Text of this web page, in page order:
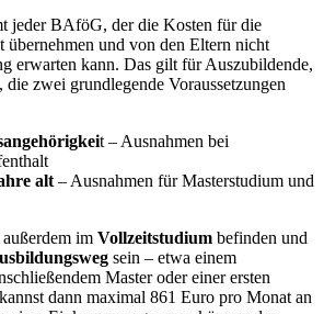
jeder BAföG, der die Kosten für die
übernehmen und von den Eltern nicht
erwarten kann. Das gilt für Auszubildende,
die zwei grundlegende Voraussetzungen
t – Ausnahmen bei
alt – Ausnahmen für Masterstudium und
im Vollzeitstudium befinden und
sein – etwa einem
Master oder einer ersten
dann maximal 861 Euro pro Monat an